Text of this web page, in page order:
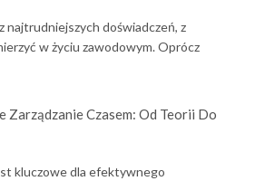
najtrudniejszych doświadczeń, z
w życiu zawodowym. Oprócz
Zarządzanie Czasem: Od Teorii Do
kluczowe dla efektywnego